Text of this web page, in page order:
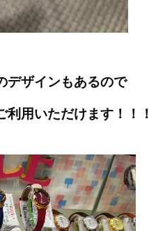
デザインもあるので
用いただけます！！！